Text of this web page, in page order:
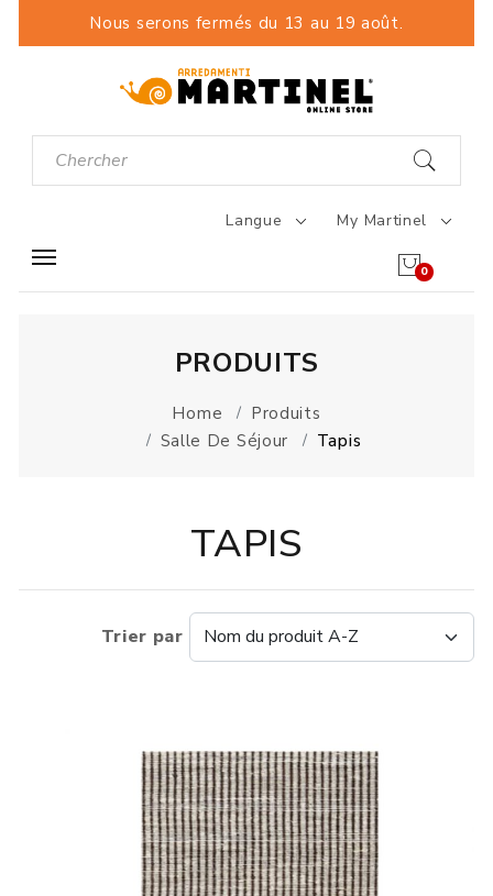
Nous serons fermés du 13 au 19 août.
Langue My Martinel
0
PRODUITS
Home
Produits
Salle De Séjour
Tapis
TAPIS
Trier par